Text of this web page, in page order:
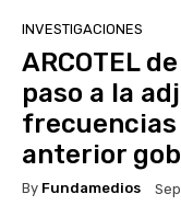
INVESTIGACIONES
ARCOTEL
paso a la
anterior
By Fundamedios